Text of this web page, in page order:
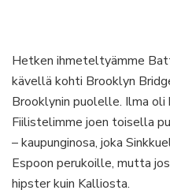
Hetken ihmeteltyämme
kävellä kohti Brooklyn
Brooklynin puolelle. Ilma oli
Fiilistelimme joen toisella
– kaupunginosa, joka
Espoon perukoille, mutta
hipster kuin Kalliosta.